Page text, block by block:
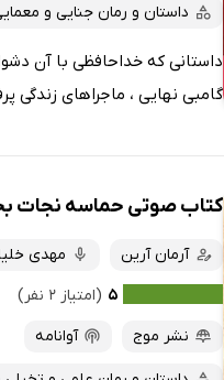
داستان و رمان جنایی و
داستانی که خداحافظی با آن
گامبی نهایی ، ماجراهای زندگی
کتاب صوتی حماسه نجات
آرمان آرین
مهدی
۵ (امتیاز ۲ نفر)
نشر موج
آوانامه